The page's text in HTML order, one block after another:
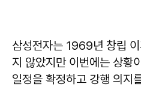
삼성전자는 1969년 창립
지 않았지만 이번에는 상황
일정을 확정하고 강행 의지